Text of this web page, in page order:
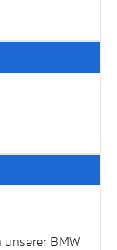
unserer BMW